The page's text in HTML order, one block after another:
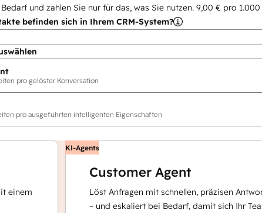
und zahlen Sie nur für das, was Sie nutzen. 9,00 € pro 1.000
befinden sich in Ihrem CRM-System?
pro gelöster Konversation
pro ausgeführten intelligenten Eigenschaften
KI-Agents
Customer Agent
Löst Anfragen mit schnellen, präzisen Antworten
– und eskaliert bei Bedarf, damit sich Ihr Team